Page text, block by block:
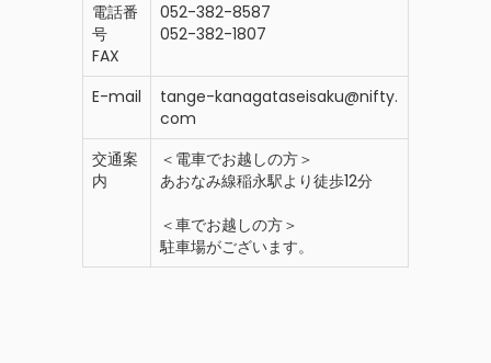
電話番
号
FAX
052-382-8587
052-382-1807
E-mail
tange-kanagataseisaku@nifty.
com
交通案
内
＜電車でお越しの方＞
あおなみ線稲永駅より徒歩12分
＜車でお越しの方＞
駐車場がございます。